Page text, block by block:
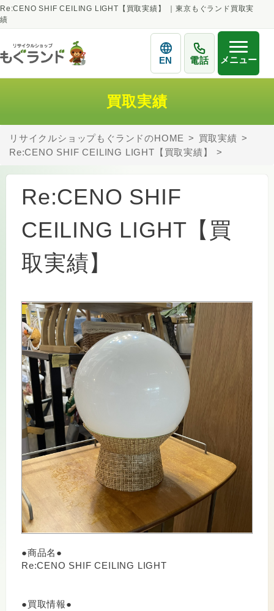
Re:CENO SHIF CEILING LIGHT【買取実績】 ｜東京もぐランド買取実
績
EN 電話 メニュー
買取実績
リサイクルショップもぐランドのHOME
買取実績
Re:CENO SHIF CEILING LIGHT【買取実績】
Re:CENO SHIF
CEILING LIGHT【買
取実績】
●商品名●
Re:CENO SHIF CEILING LIGHT
●買取情報●